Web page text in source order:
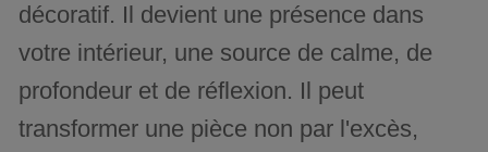
décoratif. Il devient une présence dans
votre intérieur, une source de calme, de
profondeur et de réflexion. Il peut
transformer une pièce non par l'excès,